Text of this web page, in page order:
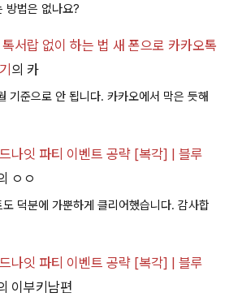
방법은 없나요?
서랍 없이 하는 법 새 폰으로 카카오톡
의 카
기준으로 안 됩니다. 카카오에서 막은 듯해
나잇 파티 이벤트 공략 [복각] | 블루
ㅇㅇ
도 덕분에 가뿐하게 클리어했습니다. 감사합
나잇 파티 이벤트 공략 [복각] | 블루
이부키남편